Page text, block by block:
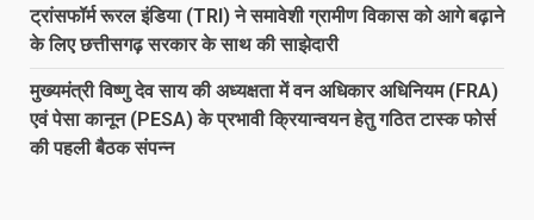
ट्रांसफॉर्म रूरल इंडिया (TRI) ने समावेशी ग्रामीण विकास को आगे बढ़ाने
के लिए छत्तीसगढ़ सरकार के साथ की साझेदारी
मुख्यमंत्री विष्णु देव साय की अध्यक्षता में वन अधिकार अधिनियम (FRA)
एवं पेसा कानून (PESA) के प्रभावी क्रियान्वयन हेतु गठित टास्क फोर्स
की पहली बैठक संपन्न